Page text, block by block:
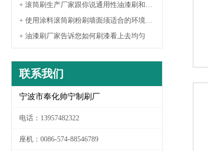
+ 滚筒刷生产厂家跟你说通用性油漆刷和油
+ 使用涂料滚筒刷粉刷墙面须适合的环境标
+ 油漆刷厂家告诉您如何刷漆看上去均匀
联系我们
宁波市奉化帅宁制刷厂
电话：13957482322
座机：0086-574-88546789